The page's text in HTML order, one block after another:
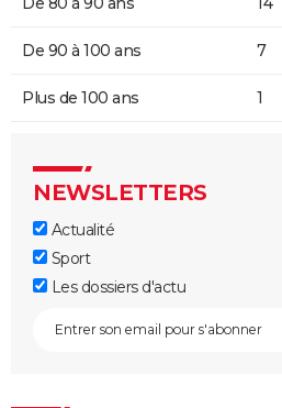
De 90 à 100 ans 7
Plus de 100 ans 1
NEWSLETTERS
Actualité
Sport
Les dossiers d'actu